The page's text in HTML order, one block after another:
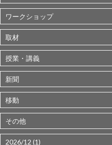
ワークショップ
取材
授業・講義
新聞
移動
その他
2026/12 (1)